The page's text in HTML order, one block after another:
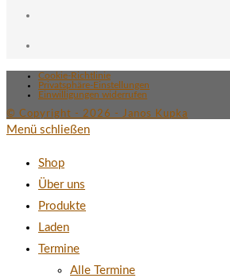
Cookie-Richtlinie
Privatsphäre-Einstellungen
Einwilligungen widerrufen
© Copyright - 2026 - Janos Kupka
Menü schließen
Shop
Über uns
Produkte
Laden
Termine
Alle Termine